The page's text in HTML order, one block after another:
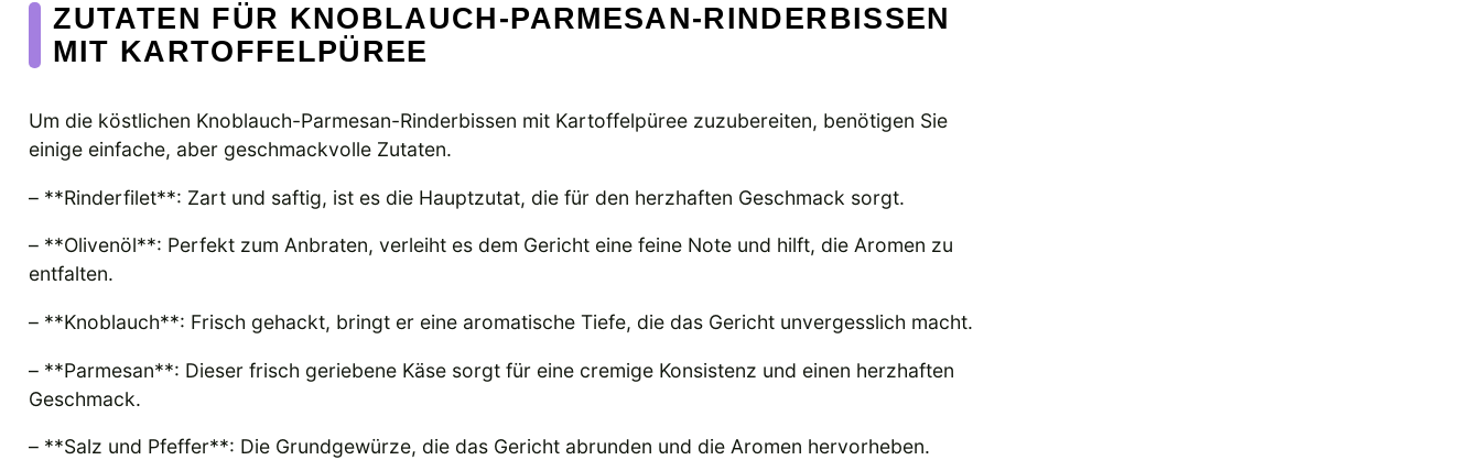
ZUTATEN FÜR KNOBLAUCH-PARMESAN-RINDERBISSEN
MIT KARTOFFELPÜREE
Um die köstlichen Knoblauch-Parmesan-Rinderbissen mit Kartoffelpüree zuzubereiten, benötigen Sie
einige einfache, aber geschmackvolle Zutaten.
– **Rinderfilet**: Zart und saftig, ist es die Hauptzutat, die für den herzhaften Geschmack sorgt.
– **Olivenöl**: Perfekt zum Anbraten, verleiht es dem Gericht eine feine Note und hilft, die Aromen zu
entfalten.
– **Knoblauch**: Frisch gehackt, bringt er eine aromatische Tiefe, die das Gericht unvergesslich macht.
– **Parmesan**: Dieser frisch geriebene Käse sorgt für eine cremige Konsistenz und einen herzhaften
Geschmack.
– **Salz und Pfeffer**: Die Grundgewürze, die das Gericht abrunden und die Aromen hervorheben.